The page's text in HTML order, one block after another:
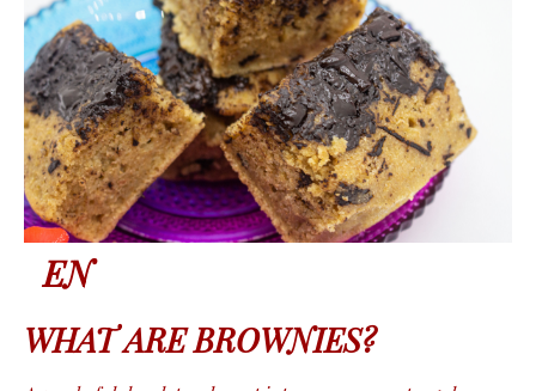
EN
WHAT ARE BROWNIES?